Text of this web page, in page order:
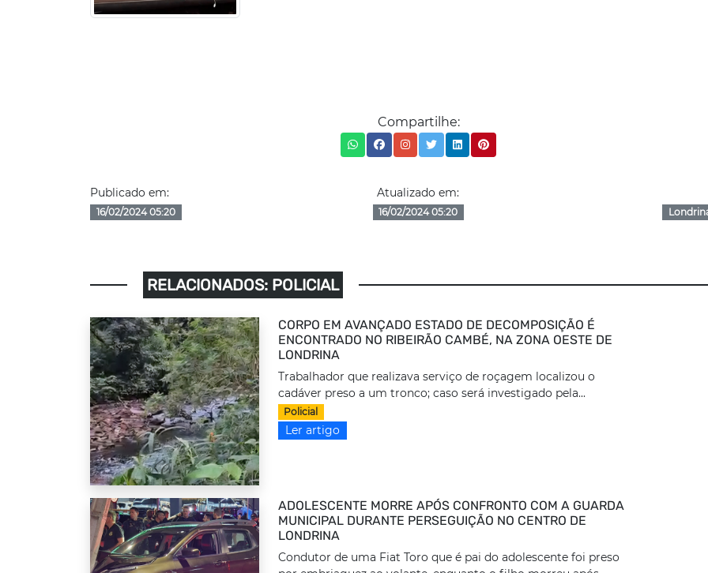
Compartilhe:
Publicado em:
16/02/2024 05:20
Atualizado em:
16/02/2024 05:20
RELACIONADOS: POLICIAL
CORPO EM AVANÇADO ESTADO DE DECOMPOSIÇÃO É
ENCONTRADO NO RIBEIRÃO CAMBÉ, NA ZONA OESTE DE
LONDRINA
Trabalhador que realizava serviço de roçagem localizou o
cadáver preso a um tronco; caso será investigado pela...
Policial
Ler artigo
ADOLESCENTE MORRE APÓS CONFRONTO COM A GUARDA
MUNICIPAL DURANTE PERSEGUIÇÃO NO CENTRO DE
LONDRINA
Condutor de uma Fiat Toro que é pai do adolescente foi preso